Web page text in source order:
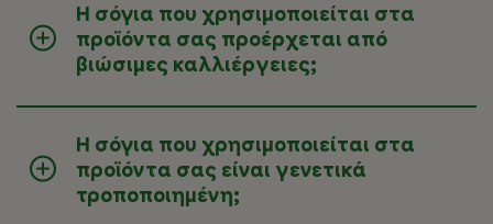
Η σόγια που χρησιμοποιείται στα
προϊόντα σας προέρχεται από
βιώσιμες καλλιέργειες;
Η σόγια που χρησιμοποιείται στα
προϊόντα σας είναι γενετικά
τροποποιημένη;